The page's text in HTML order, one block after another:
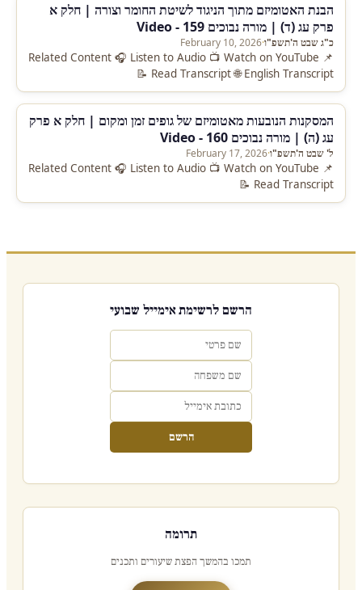
הבנת האטומיזם מתוך הניגוד לשיטת החומר וצורה | חלק א
פרק עג (ד) | מורה נבוכים 159 - Video
כ"ג שבט ה'תשפ"ו·
February 10, 2026
📌 Related Content 🎧 Listen to Audio 📺 Watch on YouTube
📝 Read Transcript 🌐 English Transcript
המסקנות הנובעות מאטומיזם של גופים זמן ומקום | חלק א פרק
עג (ה) | מורה נבוכים 160 - Video
ל' שבט ה'תשפ"ו·
February 17, 2026
📌 Related Content 🎧 Listen to Audio 📺 Watch on YouTube
📝 Read Transcript
הרשם לרשימת אימייל שבועי
הרשם
תרומה
תמכו בהמשך הפצת שיעורים ותכנים